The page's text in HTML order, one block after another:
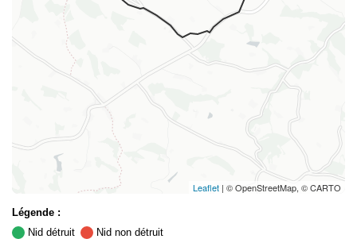
Leaflet | © OpenStreetMap, © CARTO
Légende :
Nid détruit
Nid non détruit